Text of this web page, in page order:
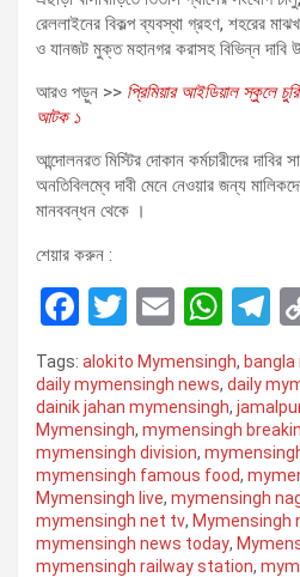
রেললাইনের বিকল্প ব্যবস্থা গ্রহণ, শহরের
ও যানজট মুক্ত মহানগর করাসহ বিভিন্ন দাবি
আরও পড়ুন >> প্রিমিয়ার আইডিয়াল স্কুলে
আটক ১
আন্দোলনরত মিস্টির দোকান কর্মচারীদের দাবির
অনতিবিলম্বে দাবী মেনে নেওয়ার জন্য
মানববন্ধন থেকে ।
শেয়ার করুন :
F
a
ce
b
o
o
k
T
wi
tt
er
E
m
ail
W
h
at
s
A
p
p
T
el
e
a
Tags: alokito Mymensingh,
daily mymensingh news, daily
dainik jahan mymensingh,
Mymensingh, mymensingh
mymensingh division,
mymensingh famous food,
Mymensingh live, mymensingh
mymensingh net tv, Mymensingh
mymensingh news today,
mymensingh railway station,